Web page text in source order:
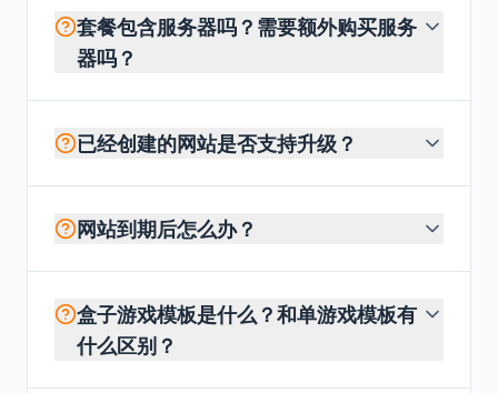
套餐包含服务器吗？需要额外购买服务
器吗？
已经创建的网站是否支持升级？
网站到期后怎么办？
盒子游戏模板是什么？和单游戏模板有
什么区别？